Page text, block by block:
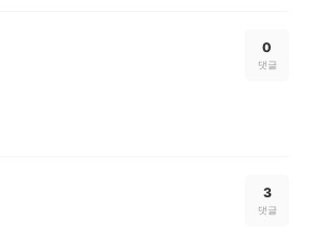
0
댓글
3
댓글